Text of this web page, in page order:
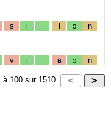
s i l ɔ n
v i ʁ ɔ n
à 100 sur 1510